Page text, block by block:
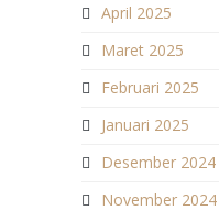
April 2025
Maret 2025
Februari 2025
Januari 2025
Desember 2024
November 2024